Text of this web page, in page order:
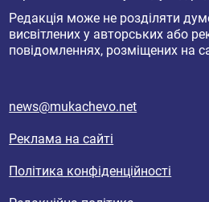
Редакція може не розділяти
висвітлених у авторських або
повідомленнях, розміщених на
news@mukachevo.net
Реклама на сайті
Політика конфіденційності